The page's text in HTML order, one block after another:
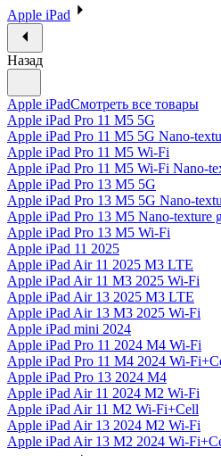
Apple iPad
Назад
Apple iPadСмотреть все товары
Apple iPad Pro 11 M5 5G
Apple iPad Pro 11 M5 5G Nano-
Apple iPad Pro 11 M5 Wi-Fi
Apple iPad Pro 11 M5 Wi-Fi Nano-
Apple iPad Pro 13 M5 5G
Apple iPad Pro 13 M5 5G Nano-
Apple iPad Pro 13 M5 Nano-texture
Apple iPad Pro 13 M5 Wi-Fi
Apple iPad 11 2025
Apple iPad Air 11 2025 M3 LTE
Apple iPad Air 11 M3 2025 Wi-Fi
Apple iPad Air 13 2025 M3 LTE
Apple iPad Air 13 M3 2025 Wi-Fi
Apple iPad mini 2024
Apple iPad Pro 11 2024 M4 Wi-Fi
Apple iPad Pro 11 M4 2024 Wi-
Apple iPad Pro 13 2024 M4
Apple iPad Air 11 2024 M2 Wi-Fi
Apple iPad Air 11 M2 Wi-Fi+Cell
Apple iPad Air 13 2024 M2 Wi-Fi
Apple iPad Air 13 M2 2024 Wi-